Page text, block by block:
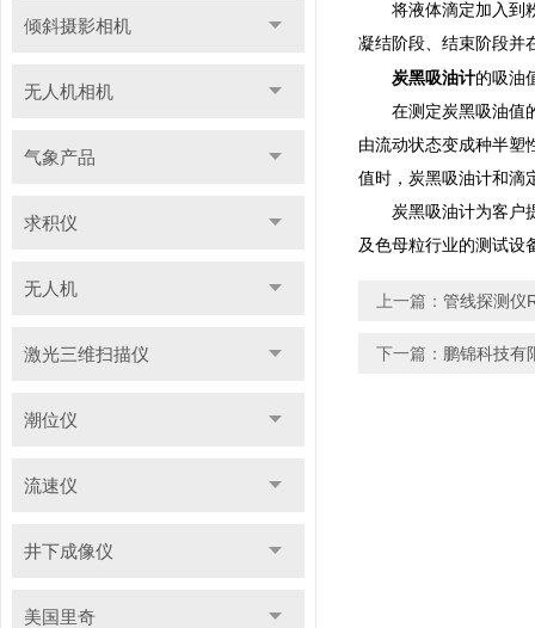
倾斜摄影相机
无人机相机
气象产品
求积仪
无人机
激光三维扫描仪
潮位仪
流速仪
井下成像仪
美国里奇
将液体滴定加入到粉
凝结阶段、结束阶段并
炭黑吸油计的吸油
在测定炭黑吸油值的
由流动状态变成种半塑
值时，炭黑吸油计和滴
炭黑吸油计为客户提
及色母粒行业的测试设
上一篇： 管线探测仪
下一篇： 鹏锦科技有